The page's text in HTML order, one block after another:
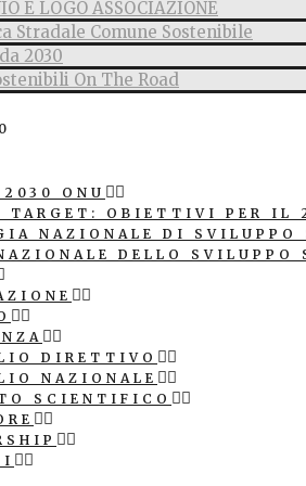
E LOGO ASSOCIAZIONE
Stradale Comune Sostenibile
2030
On The Road
2030 ONU
TARGET: OBIETTIVI PER IL
NAZIONALE DI SVILUPPO
DELLO SVILUPPO
DIRETTIVO
NAZIONALE
SCIENTIFICO